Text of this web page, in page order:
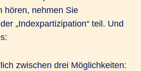
hören, nehmen Sie
„Indexpartizipation“ teil. Und
zwischen drei Möglichkeiten: